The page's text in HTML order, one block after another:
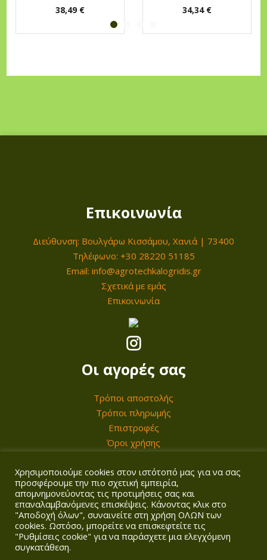
38,49 € 34,34 €
Επικοινωνία
Διεύθυνση: Βουλγάρω Κισσάμου, Χανιά | 73400
Τηλέφωνο: +30 28220 51185
Email: info@agrotechkalogridis.gr
Σχετικά με εμάς
Επικοινωνία
Οι αγορές σας
Τρόποι αποστολής
Τρόποι πληρωμής
Επιστροφές
Όροι χρήσης
Ο λογαριασμός σας
Σύνδεση/Εγγραφή
Καλάθι
Ταμείο
Χρησιμοποιούμε cookies στον ιστότοπό μας για να σας
προσφέρουμε την πιο σχετική εμπειρία,
απομνημονεύοντας τις προτιμήσεις σας και
επαναλαμβανόμενες επισκέψεις. Κάνοντας κλικ στο
"Αποδοχή όλων", συναινείτε στη χρήση ΟΛΩΝ των
cookies. Ωστόσο, μπορείτε να επισκεφτείτε τις
"Ρυθμίσεις cookie" για να παράσχετε μια ελεγχόμενη
συγκατάθεση.